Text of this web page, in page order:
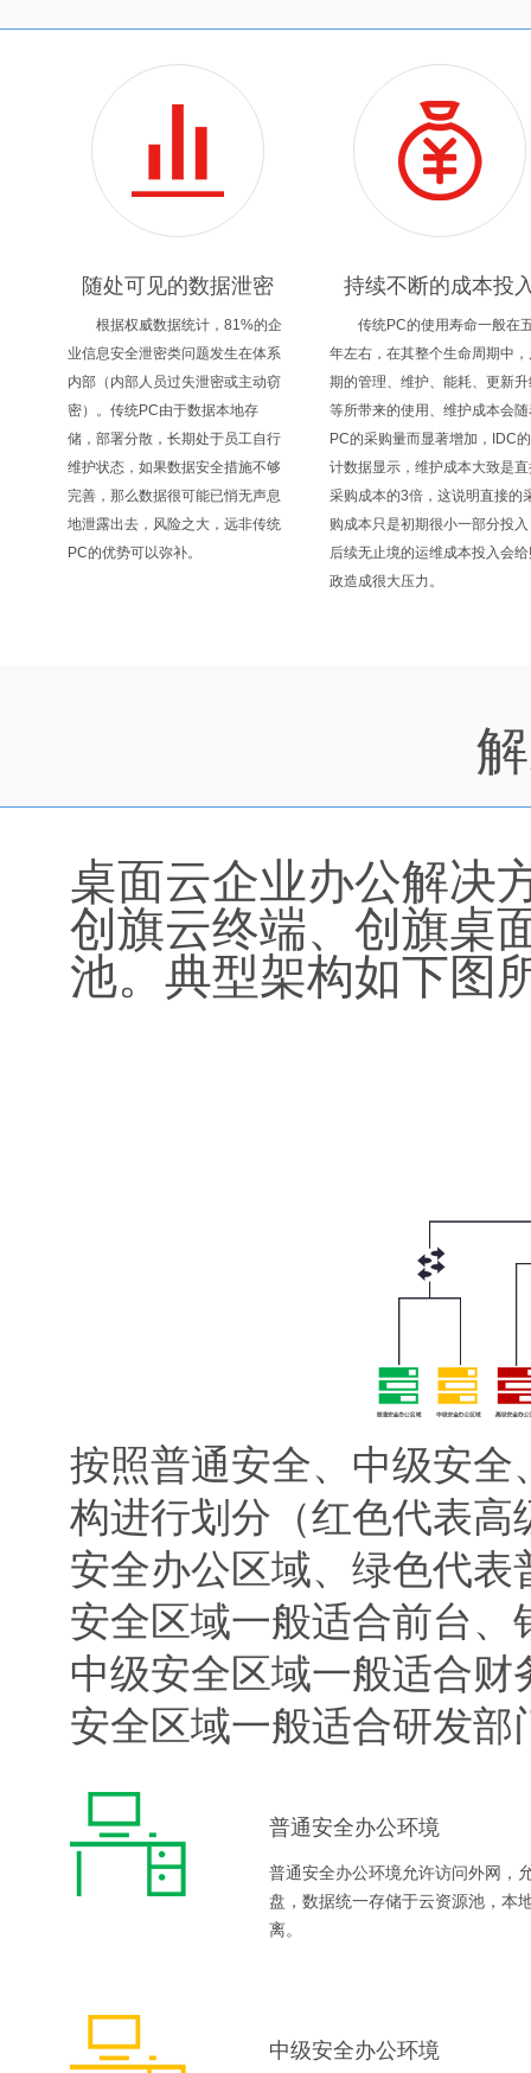
随处可见的数据泄密
根据权威数据统计，81%的企
业信息安全泄密类问题发生在体系
内部（内部人员过失泄密或主动窃
密）。传统PC由于数据本地存
储，部署分散，长期处于员工自行
维护状态，如果数据安全措施不够
完善，那么数据很可能已悄无声息
地泄露出去，风险之大，远非传统
PC的优势可以弥补。
持续不断的成本投
传统PC的使用寿命一般在
年左右，在其整个生命周期中
期的管理、维护、能耗、更新
等所带来的使用、维护成本会
PC的采购量而显著增加，IDC
计数据显示，维护成本大致是
采购成本的3倍，这说明直接的
购成本只是初期很小一部分投
后续无止境的运维成本投入会
政造成很大压力。
桌面云企业办公解决
创旗云终端、创旗桌
池。典型架构如下图
按照普通安全、中级安
构进行划分（红色代表
安全办公区域、绿色代
安全区域一般适合前台
中级安全区域一般适合
安全区域一般适合研发部
普通安全办公环境
普通安全办公环境允许访问外网，
盘，数据统一存储于云资源池，本
离。
中级安全办公环境